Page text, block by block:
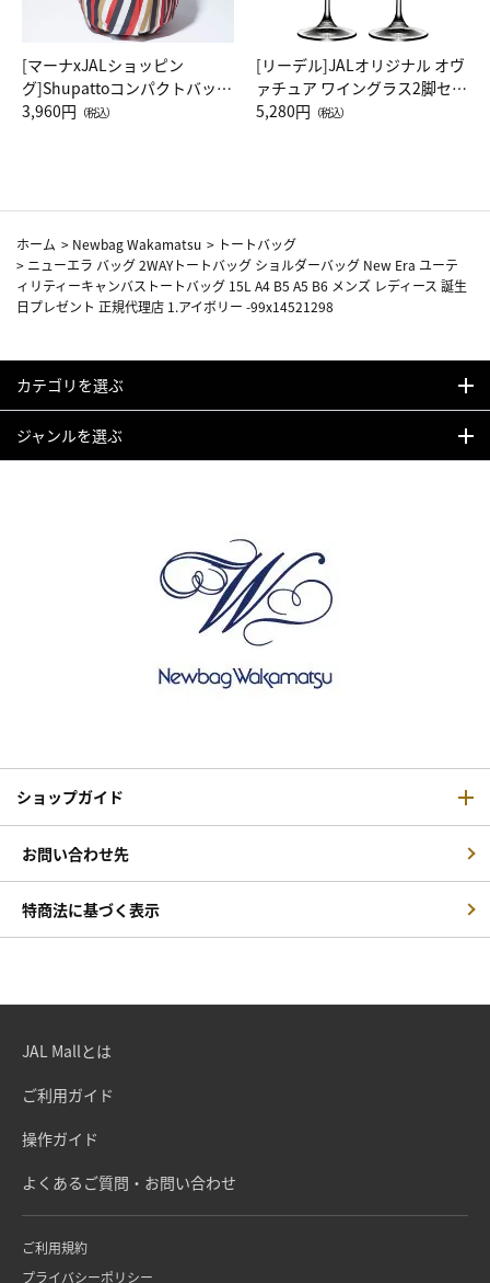
[マーナxJALショッピン
グ]Shupattoコンパクトバッグ
Drop JAL客室乗務員（LC）ス
3,960円 （税込）
[リーデル]JALオリジナル オヴ
ァチュア ワイングラス2脚セッ
ト（レッドワイン）
5,280円 （税込）
ホーム > Newbag Wakamatsu > トートバッグ
> ニューエラ バッグ 2WAYトートバッグ ショルダーバッグ New Era ユーテ
ィリティーキャンバストートバッグ 15L A4 B5 A5 B6 メンズ レディース 誕生
日プレゼント 正規代理店 1.アイボリー -99x14521298
カテゴリを選ぶ
ジャンルを選ぶ
ショップガイド
お問い合わせ先
特商法に基づく表示
JAL Mallとは
ご利用ガイド
操作ガイド
よくあるご質問・お問い合わせ
ご利用規約
プライバシーポリシー